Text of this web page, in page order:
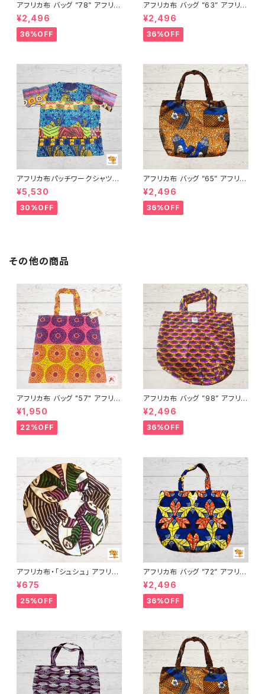
アフリカ布 バッグ ”78” アフリカ
ンプリント パーニュ カンガ キテ
ンゲ トートバッグ エコバッグ ギ
ニア フェアトレード INUWALIA
FRICA
¥2,496
36%OFF
アフリカ布 バッグ ”63” アフリカ
ンプリント パーニュ カンガ キテ
ンゲ トートバッグ エコバッグ ギ
ニア フェアトレード INUWALIA
FRICA
¥2,496
36%OFF
アフリカ布パッチワークシャツ
男女兼用 パーニュ キテンゲ ギ
ニア フェアトレード INUWALIA
FRICA patch-s-1
¥5,530
30%OFF
アフリカ布 バッグ ”65” アフリカ
ンプリント パーニュ カンガ キテ
ンゲ トートバッグ エコバッグ ギ
ニア フェアトレード INUWALIA
FRICA
¥2,496
36%OFF
その他の商品
アフリカ布 バッグ "57" アフリカ
ンプリント パーニュ カンガ キテ
ンゲ トートバッグ エコバッグ ギ
ニア フェアトレード INUWALIA
FRICA
¥1,950
22%OFF
アフリカ布 バッグ ”98” アフリカ
ンプリント パーニュ カンガ キテ
ンゲ トートバッグ エコバッグ ギ
ニア フェアトレード INUWALIA
FRICA
¥2,496
36%OFF
アフリカ布・「シュシュ」 アフリカ
ンプリント パーニュ カンガ キテ
ンゲ トートバッグ エコバッグ ギ
ニア フェアトレード INUWALIA
FRICA
¥675
25%OFF
アフリカ布 バッグ ”72” アフリカ
ンプリント パーニュ カンガ キテ
ンゲ トートバッグ エコバッグ ギ
ニア フェアトレード INUWALIA
FRICA
¥2,496
36%OFF